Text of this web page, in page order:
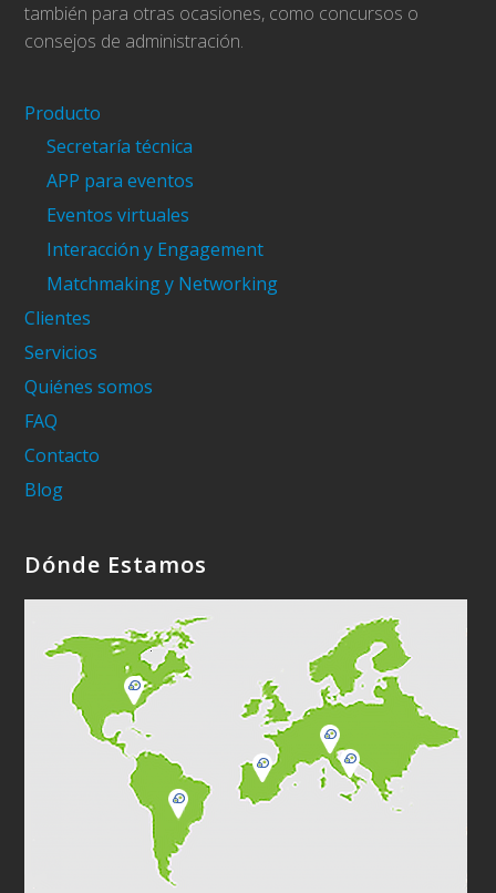
también para otras ocasiones, como concursos o
consejos de administración.
Producto
Secretaría técnica
APP para eventos
Eventos virtuales
Interacción y Engagement
Matchmaking y Networking
Clientes
Servicios
Quiénes somos
FAQ
Contacto
Blog
Dónde Estamos